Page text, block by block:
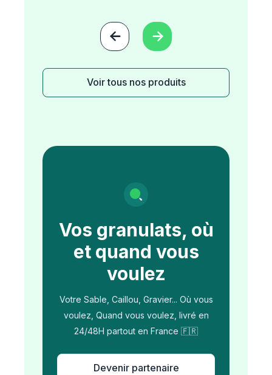
 
Voir tous nos produits
Vos granulats, où
et quand vous
voulez
Votre Sable, Caillou, Gravier... Où vous
voulez, Quand vous voulez, livré en
24/48H partout en France 🇫🇷
Devenir partenaire